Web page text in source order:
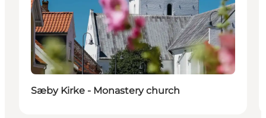
Sæby Kirke - Monastery church